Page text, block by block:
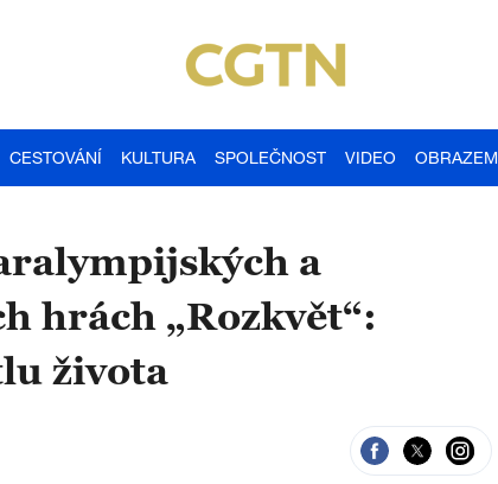
CESTOVÁNÍ KULTURA SPOLEČNOST VIDEO OBRAZEM
a
hrách „Rozkvět“:
života